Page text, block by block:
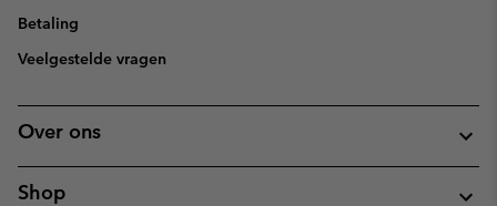
Betaling
Veelgestelde vragen
Over ons
Shop